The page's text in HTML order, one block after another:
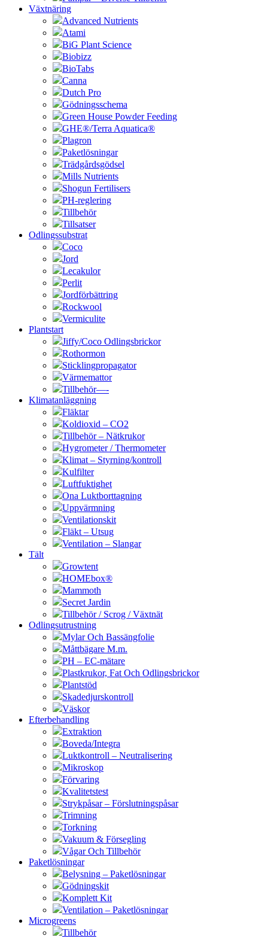
Växtnäring
Advanced Nutrients
Atami
BiG Plant Science
Biobizz
BioTabs
Canna
Dutch Pro
Gödningsschema
Green House Powder Feeding
GHE®/Terra Aquatica®
Plagron
Paketlösningar
Trädgårdsgödsel
Mills Nutrients
Shogun Fertilisers
PH-reglering
Tillbehör
Tillsatser
Odlingssubstrat
Coco
Jord
Lecakulor
Perlit
Jordförbättring
Rockwool
Vermiculite
Plantstart
Jiffy/Coco Odlingsbrickor
Rothormon
Sticklingpropagator
Värmemattor
Tillbehör—-
Klimatanläggning
Fläktar
Koldioxid – CO2
Tillbehör – Nätkrukor
Hygrometer / Thermometer
Klimat – Styrning/kontroll
Kulfilter
Luftfuktighet
Ona Luktborttagning
Uppvärmning
Ventilationskit
Fläkt – Utsug
Ventilation – Slangar
Tält
Growtent
HOMEbox®
Mammoth
Secret Jardin
Tillbehör / Scrog / Växtnät
Odlingsutrustning
Mylar Och Bassängfolie
Måttbägare M.m.
PH – EC-mätare
Plastkrukor, Fat Och Odlingsbrickor
Plantstöd
Skadedjurskontroll
Väskor
Efterbehandling
Extraktion
Boveda/Integra
Luktkontroll – Neutralisering
Mikroskop
Förvaring
Kvalitetstest
Strykpåsar – Förslutningspåsar
Trimning
Torkning
Vakuum & Försegling
Vågar Och Tillbehör
Paketlösningar
Belysning – Paketlösningar
Gödningskit
Komplett Kit
Ventilation – Paketlösningar
Microgreens
Tillbehör